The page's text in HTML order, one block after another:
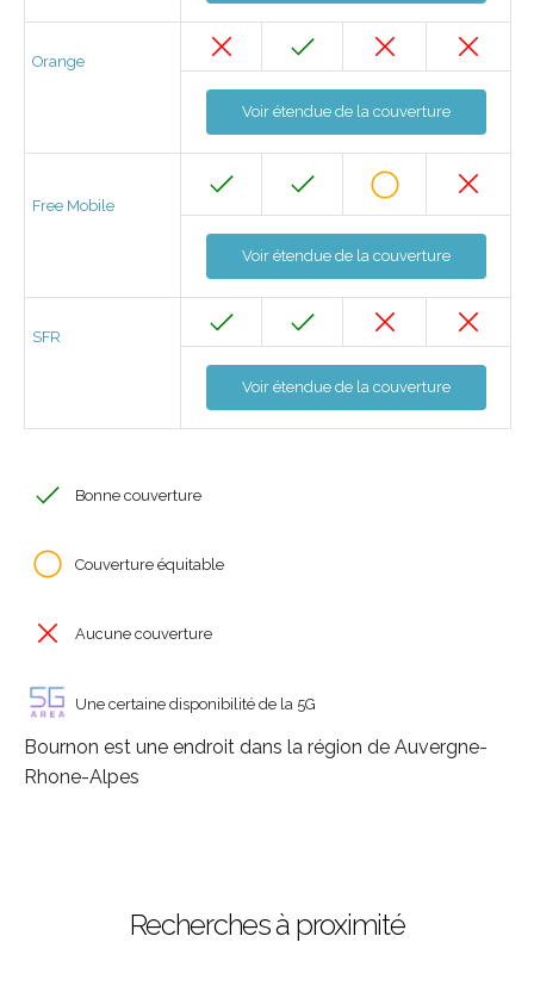
Orange
Voir étendue de la couverture
Free Mobile
Voir étendue de la couverture
SFR
Voir étendue de la couverture
Bonne couverture
Couverture équitable
Aucune couverture
Une certaine disponibilité de la 5G
Bournon est une endroit dans la région de Auvergne-
Rhone-Alpes
Recherches à proximité